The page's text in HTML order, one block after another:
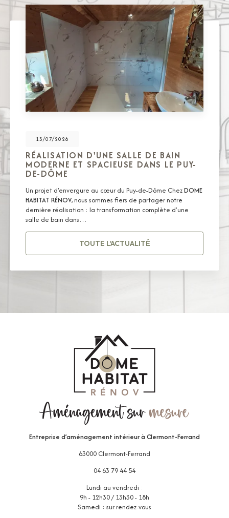
13/07/2026
RÉALISATION D'UNE SALLE DE BAIN
MODERNE ET SPACIEUSE DANS LE PUY-
DE-DÔME
Un projet d'envergure au cœur du Puy-de-Dôme ChezDOME
HABITAT RÉNOV, nous sommes fiers de partager notre
dernière réalisation : la transformation complète d'une
salle de bain dans…
TOUTE L'ACTUALITÉ
Entreprise d’aménagement intérieurà Clermont-Ferrand
63000 Clermont-Ferrand
04 63 79 44 54
Lundi au vendredi :
9h - 12h30 / 13h30 - 18h
Samedi : sur rendez-vous